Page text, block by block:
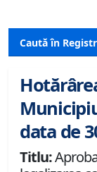
Caută în
data de
Titlu: